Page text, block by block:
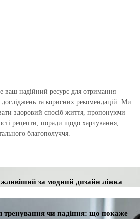
надійний ресурс для отримання
досліджень та корисних рекомендацій. Ми
здоровий спосіб життя, пропонуючи
рецепти, поради щодо харчування,
благополуччя.
за модний дизайн ліжка
тренування чи падіння: що покаже